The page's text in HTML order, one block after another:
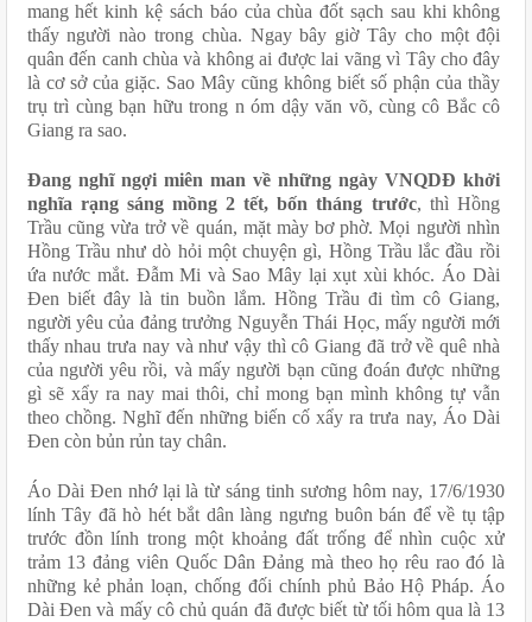
mang hết kinh kệ sách báo của chùa đốt sạch sau khi không
thấy người nào trong chùa. Ngay bây giờ Tây cho một đội
quân đến canh chùa và không ai được lai vãng vì Tây cho đây
là cơ sở của giặc. Sao Mây cũng không biết số phận của thầy
trụ trì cùng bạn hữu trong n óm dậy văn võ, cùng cô Bắc cô
Giang ra sao.
Đang nghĩ ngợi miên man về những ngày VNQDĐ khởi
nghĩa rạng sáng mồng 2 tết, bốn tháng trước, thì Hồng
Trầu cũng vừa trở về quán, mặt mày bơ phờ. Mọi người nhìn
Hồng Trầu như dò hỏi một chuyện gì, Hồng Trầu lắc đầu rồi
ứa nước mắt. Đẫm Mi và Sao Mây lại xụt xùi khóc. Áo Dài
Đen biết đây là tin buồn lắm. Hồng Trầu đi tìm cô Giang,
người yêu của đảng trưởng Nguyễn Thái Học, mấy người mới
thấy nhau trưa nay và như vậy thì cô Giang đã trở về quê nhà
của người yêu rồi, và mấy người bạn cũng đoán được những
gì sẽ xẩy ra nay mai thôi, chỉ mong bạn mình không tự vẫn
theo chồng. Nghĩ đến những biến cố xẩy ra trưa nay, Áo Dài
Đen còn bủn rủn tay chân.
Áo Dài Đen nhớ lại là từ sáng tinh sương hôm nay, 17/6/1930
lính Tây đã hò hét bắt dân làng ngưng buôn bán để về tụ tập
trước đồn lính trong một khoảng đất trống để nhìn cuộc xử
trảm 13 đảng viên Quốc Dân Đảng mà theo họ rêu rao đó là
những kẻ phản loạn, chống đối chính phủ Bảo Hộ Pháp. Áo
Dài Đen và mấy cô chủ quán đã được biết từ tối hôm qua là 13